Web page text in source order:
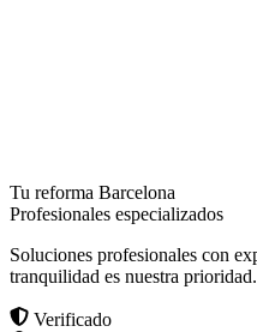
Tu reforma Barcelona
Profesionales especializados
Soluciones profesionales con
tranquilidad es nuestra prioridad.
Verificado